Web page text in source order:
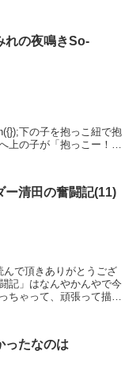
れの夜鳴きSo-
下の子を抱っこ紐で抱
上の子が「抱っこー！」
ー清田の奮闘記(11)
で頂きありがとうござ
記」はなんやかんやで今
ちゃって、頑張って描き
ったなのは